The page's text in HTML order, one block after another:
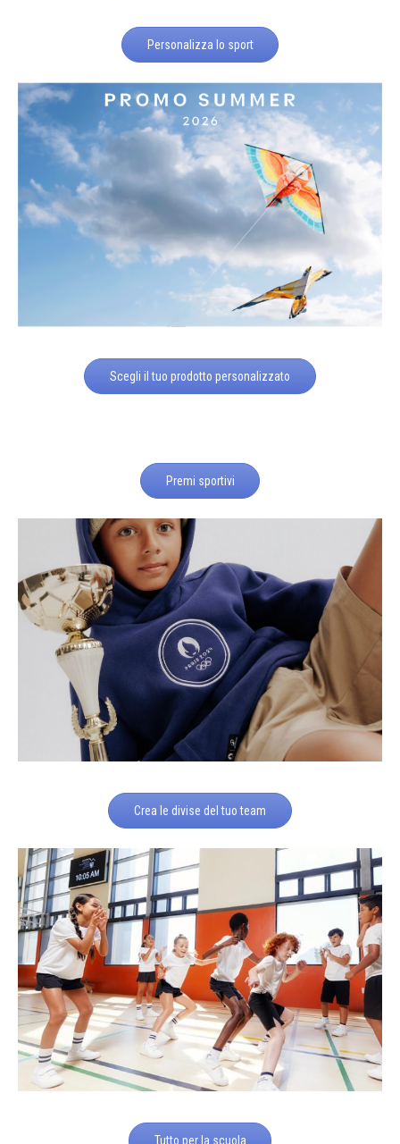
Personalizza lo sport
Scegli il tuo prodotto personalizzato
Premi sportivi
Crea le divise del tuo team
Tutto per la scuola